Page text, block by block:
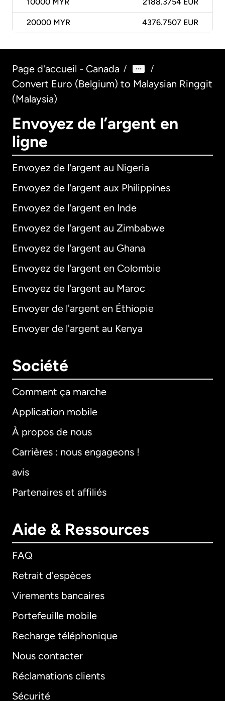
10000 MYR 2188.3754 EUR
20000 MYR 4376.7507 EUR
Page d'accueil - Canada / /
Convert Euro (Belgium) to Malaysian Ringgit
(Malaysia)
Envoyez de l’argent en
ligne
Envoyez de l'argent au Nigeria
Envoyez de l'argent aux Philippines
Envoyez de l'argent en Inde
Envoyez de l'argent au Zimbabwe
Envoyez de l'argent au Ghana
Envoyez de l'argent en Colombie
Envoyez de l'argent au Maroc
Envoyer de l'argent en Éthiopie
Envoyer de l'argent au Kenya
Société
Comment ça marche
Application mobile
À propos de nous
Carrières : nous engageons !
avis
Partenaires et affiliés
Aide & Ressources
FAQ
Retrait d'espèces
Virements bancaires
Portefeuille mobile
Recharge téléphonique
Nous contacter
Réclamations clients
Sécurité